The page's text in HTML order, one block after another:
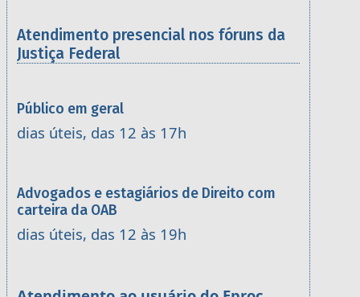
Atendimento presencial nos fóruns da
Justiça Federal
Público em geral
dias úteis, das 12 às 17h
Advogados e estagiários de Direito com
carteira da OAB
dias úteis, das 12 às 19h